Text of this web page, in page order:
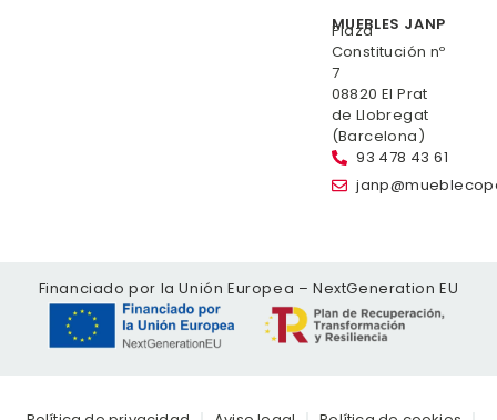
MUEBLES JANP
Plaza
Constitución nº
7
08820 El Prat
de Llobregat
(Barcelona)
93 478 43 61
Financiado por la Unión Europea – NextGeneration EU